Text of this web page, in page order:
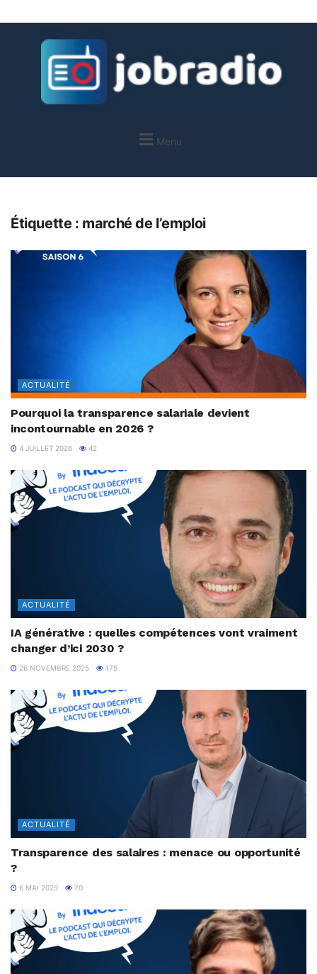
Menu
Étiquette : marché de l’emploi
ACTUALITÉ
Pourquoi la transparence salariale devient
incontournable en 2026 ?
4 JUILLET 2026 42
ACTUALITÉ
IA générative : quelles compétences vont vraiment
changer d’ici 2030 ?
26 NOVEMBRE 2025 175
ACTUALITÉ
Transparence des salaires : menace ou opportunité
?
6 MAI 2025 70